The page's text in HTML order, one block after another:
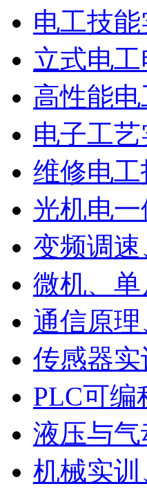
电工技
立式电
高性能
电子工
维修电
光机电
变频调
微机、
通信原
传感器
PLC可编
液压与
机械实